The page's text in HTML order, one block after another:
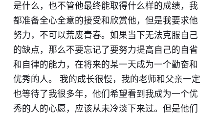
是什么，也不管他最终能取得什么样的成绩，我
都准备全心全意的接受和欣赏他，但是我要求他
努力，不可以荒废青春。如果当下无法克服自己
的缺点，那么不要忘记了要努力提高自己的自省
和自律的能力，在将来的某一天成为一个勤奋和
优秀的人。 我的成长很慢，我的老师和父亲一定
也等待了我很多年，他们希望看到我成为一个优
秀的人的心愿，应该从未冷淡下来过。但是他们